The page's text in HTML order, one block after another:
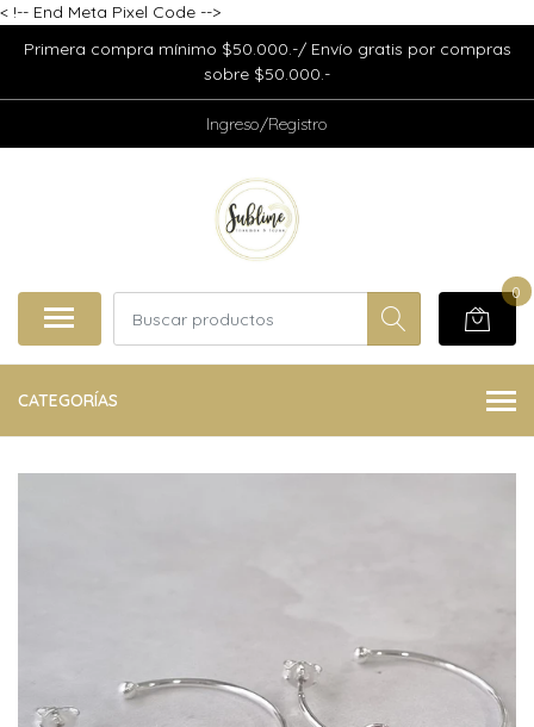
< !-- End Meta Pixel Code -->
Primera compra mínimo $50.000.-/ Envío gratis por compras
sobre $50.000.-
Ingreso/Registro
0
CATEGORÍAS